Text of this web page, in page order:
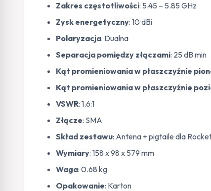
Zakres częstotliwości: 5.45 – 5.85 GHz
Zysk energetyczny: 10 dBi
Polaryzacja: Dualna
Separacja pomiędzy złączami: 25 dB min
Kąt promieniowania w płaszczyźnie
Kąt promieniowania w płaszczyźnie
VSWR: 1.6:1
Złącze: SMA
Skład zestawu: Antena + pigtaile dla
Wymiary: 158 x 98 x 579 mm
Waga: 0.68 kg
Opakowanie: Karton